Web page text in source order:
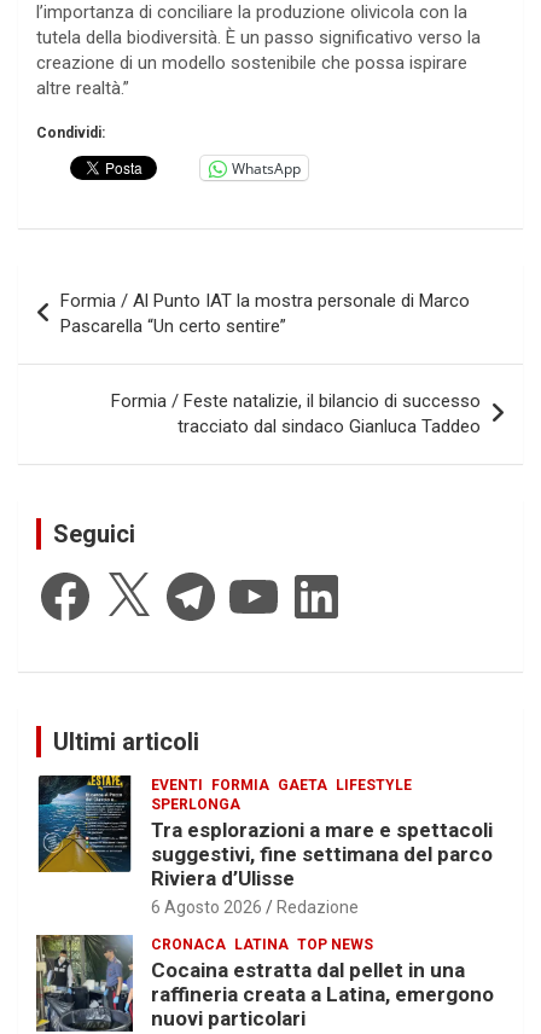
l’importanza di conciliare la produzione olivicola con la
tutela della biodiversità. È un passo significativo verso la
creazione di un modello sostenibile che possa ispirare
altre realtà.”
Condividi:
WhatsApp
articoli
Formia / Al Punto IAT la mostra personale di Marco
Pascarella “Un certo sentire”
Formia / Feste natalizie, il bilancio di successo
tracciato dal sindaco Gianluca Taddeo
Seguici
Facebook Telegram YouTube LinkedIn
Ultimi articoli
EVENTI FORMIA GAETA LIFESTYLE
SPERLONGA
Tra esplorazioni a mare e spettacoli
suggestivi, fine settimana del parco
Riviera d’Ulisse
6 Agosto 2026 Redazione
CRONACA LATINA TOP NEWS
Cocaina estratta dal pellet in una
raffineria creata a Latina, emergono
nuovi particolari